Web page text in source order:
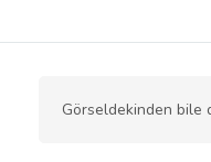
Görseldekinden bile